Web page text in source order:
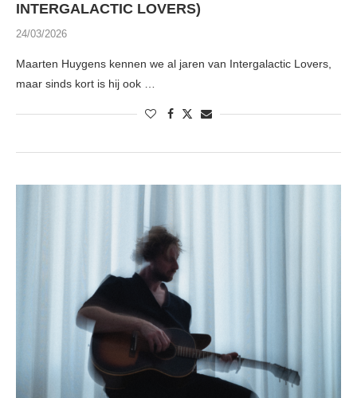
INTERGALACTIC LOVERS)
24/03/2026
Maarten Huygens kennen we al jaren van Intergalactic Lovers,
maar sinds kort is hij ook …